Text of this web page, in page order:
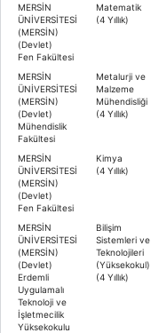
MERSİN
ÜNİVERSİTESİ
(MERSİN)
(Devlet)
Fen Fakültesi
Matematik
(4 Yıllık)
MERSİN
ÜNİVERSİTESİ
(MERSİN)
(Devlet)
Mühendislik
Fakültesi
Metalurji ve
Malzeme
Mühendisliği
(4 Yıllık)
MERSİN
ÜNİVERSİTESİ
(MERSİN)
(Devlet)
Fen Fakültesi
Kimya
(4 Yıllık)
MERSİN
ÜNİVERSİTESİ
(MERSİN)
(Devlet)
Erdemli
Uygulamalı
Teknoloji ve
İşletmecilik
Yüksekokulu
Bilişim
Sistemleri ve
Teknolojileri
(Yüksekokul)
(4 Yıllık)